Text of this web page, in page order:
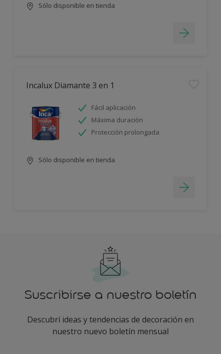
Sólo disponible en tienda
Incalux Diamante 3 en 1
Fácil aplicación
Máxima duración
Protección prolongada
Sólo disponible en tienda
Suscribirse a nuestro boletín
Descubrí ideas y tendencias de decoración en
nuestro nuevo boletín mensual